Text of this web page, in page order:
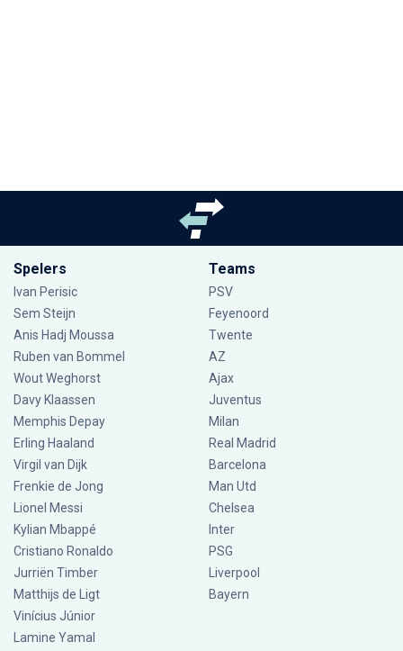
Spelers
Ivan Perisic
Sem Steijn
Anis Hadj Moussa
Ruben van Bommel
Wout Weghorst
Davy Klaassen
Memphis Depay
Erling Haaland
Virgil van Dijk
Frenkie de Jong
Lionel Messi
Kylian Mbappé
Cristiano Ronaldo
Jurriën Timber
Matthijs de Ligt
Vinícius Júnior
Lamine Yamal
Teams
PSV
Feyenoord
Twente
AZ
Ajax
Juventus
Milan
Real Madrid
Barcelona
Man Utd
Chelsea
Inter
PSG
Liverpool
Bayern